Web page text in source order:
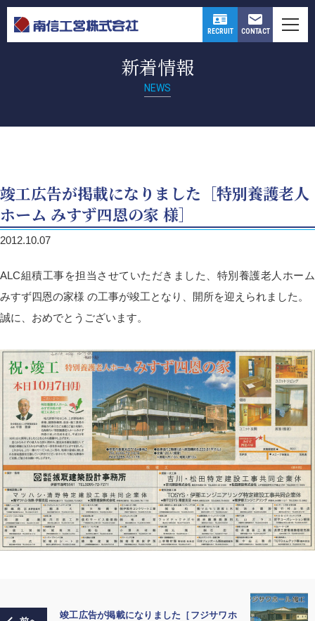
RECRUIT CONTACT
新着情報
NEWS
竣工広告が掲載になりました［特別養護老人
ホーム みすず四恩の家 様］
2012.10.07
ALC組積工事を担当させていただきました、特別養護老人ホーム
みすず四恩の家様 の工事が竣工となり、開所を迎えられました。
誠に、おめでとうございます。
竣工広告が掲載になりました［フジサワホ